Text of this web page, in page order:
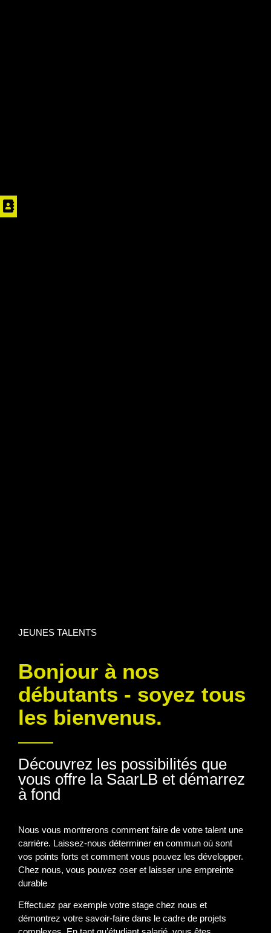
JEUNES TALENTS
Bonjour à nos
débutants - soyez tous
les bienvenus.
Découvrez les possibilités que
vous offre la SaarLB et démarrez
à fond
Nous vous montrerons comment faire de votre talent une
carrière. Laissez-nous déterminer en commun où sont
vos points forts et comment vous pouvez les développer.
Chez nous, vous pouvez oser et laisser une empreinte
durable
Effectuez par exemple votre stage chez nous et
démontrez votre savoir-faire dans le cadre de projets